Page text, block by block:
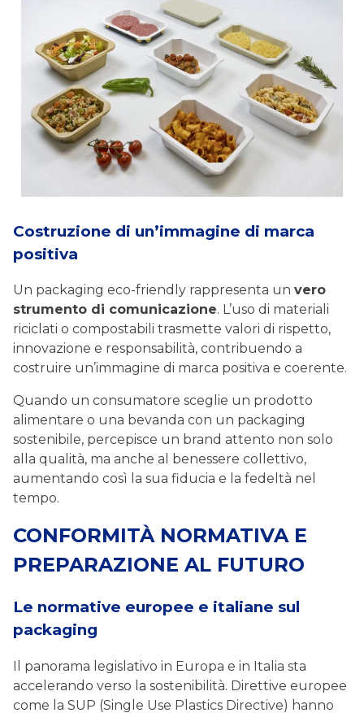
Costruzione di un’immagine di marca
positiva
Un packaging eco-friendly rappresenta un vero
strumento di comunicazione. L’uso di materiali
riciclati o compostabili trasmette valori di rispetto,
innovazione e responsabilità, contribuendo a
costruire un’immagine di marca positiva e coerente.
Quando un consumatore sceglie un prodotto
alimentare o una bevanda con un packaging
sostenibile, percepisce un brand attento non solo
alla qualità, ma anche al benessere collettivo,
aumentando così la sua fiducia e la fedeltà nel
tempo.
CONFORMITÀ NORMATIVA E
PREPARAZIONE AL FUTURO
Le normative europee e italiane sul
packaging
Il panorama legislativo in Europa e in Italia sta
accelerando verso la sostenibilità. Direttive europee
come la SUP (Single Use Plastics Directive) hanno